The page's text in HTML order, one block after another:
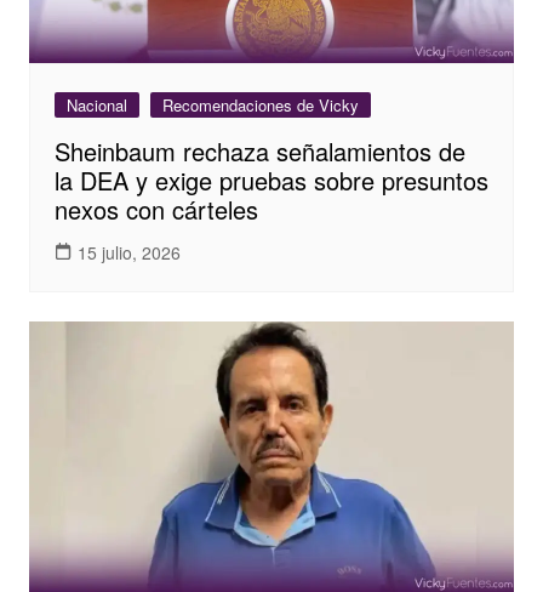
Nacional Recomendaciones de Vicky
Sheinbaum rechaza señalamientos de
la DEA y exige pruebas sobre presuntos
nexos con cárteles
15 julio, 2026